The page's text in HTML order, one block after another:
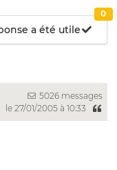
a été utile
0
5026 messages
le 27/01/2005 à 10:33